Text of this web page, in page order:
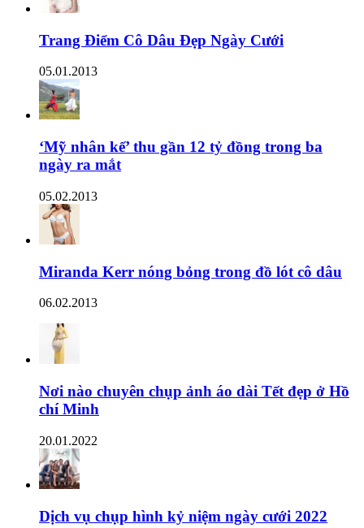
Trang Điểm Cô Dâu Đẹp Ngày Cưới
05.01.2013
‘Mỹ nhân kế’ thu gần 12 tỷ đồng trong ba
ngày ra mắt
05.02.2013
Miranda Kerr nóng bỏng trong đồ lót cô dâu
06.02.2013
Nơi nào chuyên chụp ảnh áo dài Tết đẹp ở Hồ
chí Minh
20.01.2022
Dịch vụ chụp hình kỷ niệm ngày cưới 2022